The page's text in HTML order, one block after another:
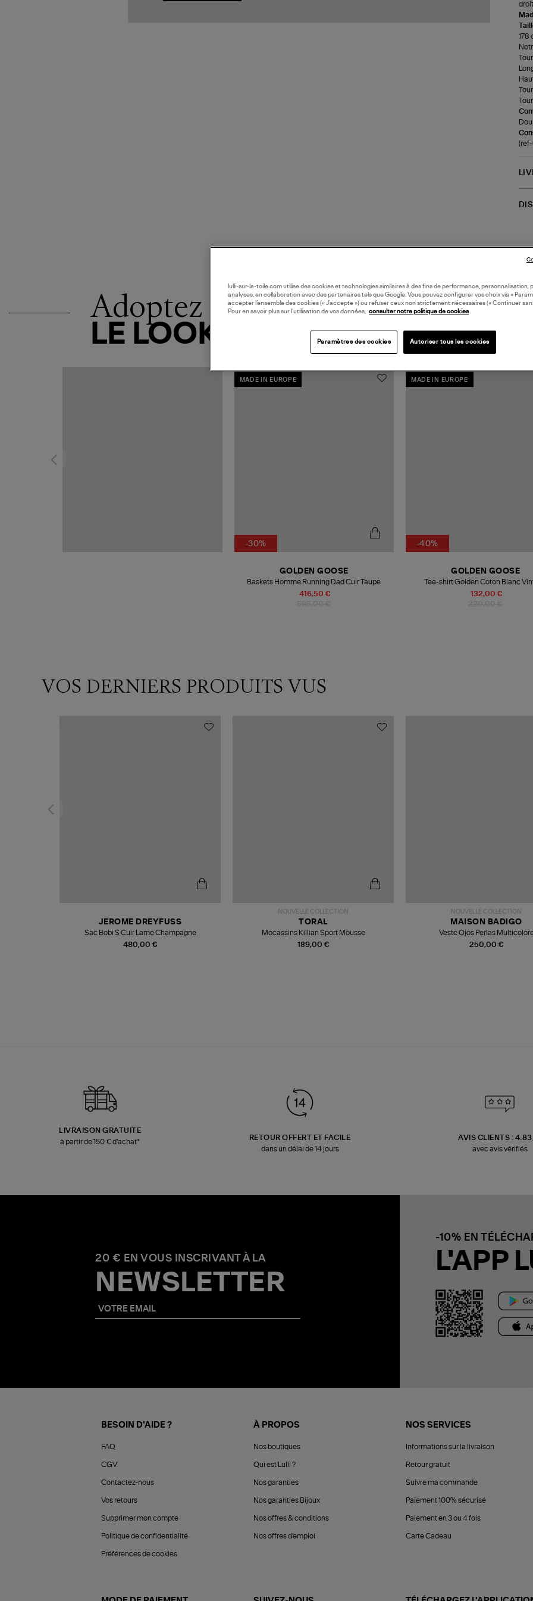
178
Adoptez
LE LOOK
MADE IN EUROPE
-30%
416,50 €
GOLDEN GOOSE
Baskets Homme Running Dad Cuir Taupe
MADE IN EUROPE
-40%
132,00 €
GOLDEN GOOSE
Tee-shirt Golden Coton Blanc
VOS DERNIERS PRODUITS VUS
480,00 €
JEROME DREYFUSS
Sac Bobi S Cuir Lamé Champagne
NOUVELLE COLLECTION
189,00 €
TORAL
Mocassins Killian Sport Mousse
NOUVELLE COLLECTION
250,00 €
MAISON BADIGO
Veste Ojos Perlas
LIVRAISON GRATUITE
à partir de 150 € d'achat*
RETOUR OFFERT ET FACILE
dans un délai de 14 jours
AVIS CLIENTS :
avec avis vérifiés
20 € EN VOUS INSCRIVANT À LA
NEWSLETTER
-10% EN
L'APP
BESOIN D'AIDE ?
FAQ
CGV
Contactez-nous
Vos retours
Supprimer mon compte
Politique de confidentialité
Préférences de cookies
À PROPOS
Nos boutiques
Qui est Lulli ?
Nos garanties
Nos garanties Bijoux
Nos offres & conditions
Nos offres d'emploi
NOS SERVICES
Informations sur la livraison
Retour gratuit
Suivre ma commande
Paiement 100% sécurisé
Paiement en 3 ou 4 fois
Carte Cadeau
lulli-sur-la-toile.com utilise des cookies et technologies similaires à des fins de performance, personnalisation,
analyses, en collaboration avec des partenaires tels que Google. Vous pouvez configurer vos choix via «
accepter l’ensemble des cookies (« J’accepte ») ou refuser ceux non strictement nécessaires (« Continuer
Pour en savoir plus sur l’utilisation de vos données, consulter notre politique de cookies
Paramètres des cookies Autoriser tous les cookies